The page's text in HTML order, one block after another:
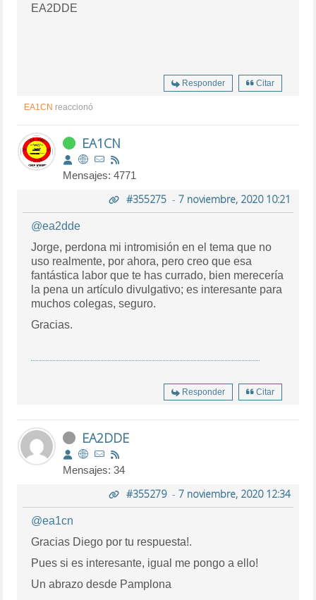
EA2DDE
Responder Citar
EA1CN reaccionó
EA1CN
Mensajes: 4771
#355275- 7 noviembre, 2020 10:21
@ea2dde
Jorge, perdona mi intromisión en el tema que no
uso realmente, por ahora, pero creo que esa
fantástica labor que te has currado, bien merecería
la pena un artículo divulgativo; es interesante para
muchos colegas, seguro.
Gracias.
Responder Citar
EA2DDE
Mensajes: 34
#355279- 7 noviembre, 2020 12:34
@ea1cn
Gracias Diego por tu respuesta!.
Pues si es interesante, igual me pongo a ello!
Un abrazo desde Pamplona